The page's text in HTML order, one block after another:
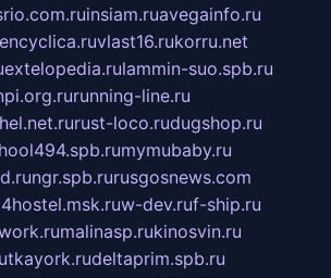
insiam.ruavegainfo.ru
vlast16.rukorru.net
extelopedia.rulammin-suo.spb.ru
running-line.ru
rust-loco.rudugshop.ru
mymubaby.ru
ngr.spb.rurusgosnews.com
w-dev.ruf-ship.ru
malinasp.rukinosvin.ru
deltaprim.spb.ru